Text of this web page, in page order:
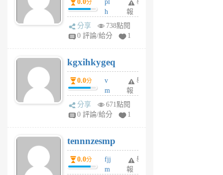
前
前
0.0分
pl
h
wi
w
6
個
月
前
舉
報
分享
738點閱
0 評論/給分
1
kgxihkygeq
0.0分
v
m
sg
sr
6
個
月
前
舉
報
分享
671點閱
0 評論/給分
1
tennnzesmp
0.0分
fjj
m
舉
報